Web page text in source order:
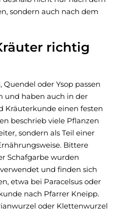
sondern auch nach dem
richtig
oder Ysop passen
und haben auch in der
Kräuterkunde einen festen
beschrieb viele Pflanzen
sondern als Teil einer
Bittere
Schafgarbe wurden
und finden sich
etwa bei Paracelsus oder
nach Pfarrer Kneipp.
oder Klettenwurzel